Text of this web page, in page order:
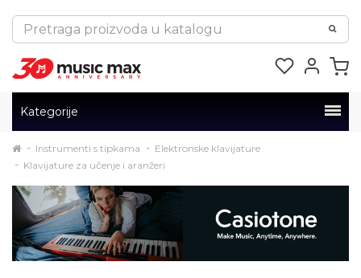
Kategorije
Instrumenti s tipkama
Elektronske klavijature
Klavijature za učenje i aranžeri